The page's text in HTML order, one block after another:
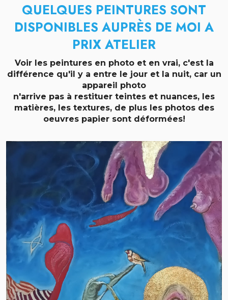
QUELQUES PEINTURES SONT
DISPONIBLES AUPRÈS DE MOI A
PRIX ATELIER
Voir les peintures en photo et en vrai, c'est la
différence qu'il y a entre le jour et la nuit, car un
appareil photo
n'arrive pas à restituer teintes et nuances, les
matières, les textures, de plus les photos des
oeuvres papier sont déformées!